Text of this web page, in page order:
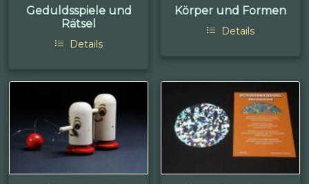
Geduldsspiele und
Rätsel
Details
Körper und Formen
Details